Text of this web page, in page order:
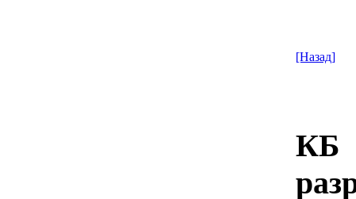
[Назад]
КБ